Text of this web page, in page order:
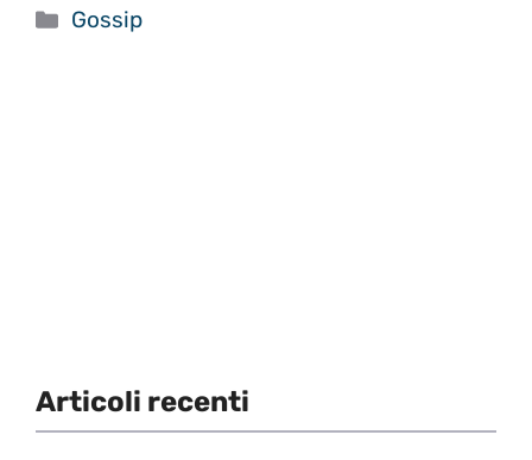
Categorie
Gossip
Articoli recenti